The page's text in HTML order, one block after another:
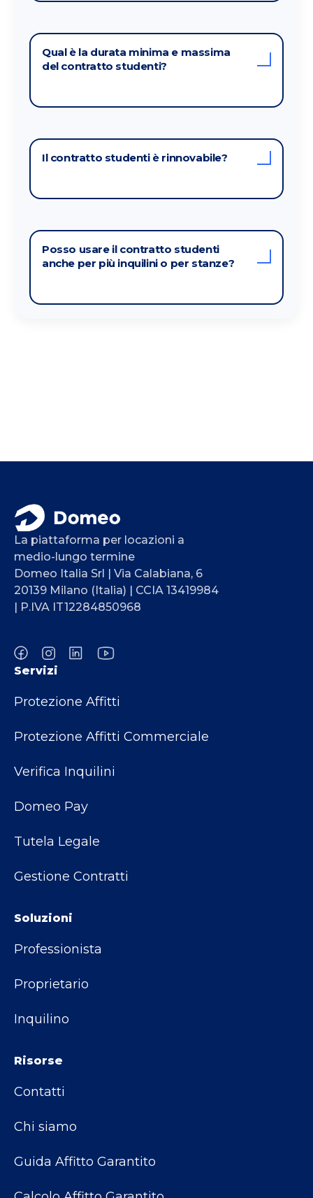
Qual è la durata minima e massima
del contratto studenti?
Il contratto studenti è rinnovabile?
Posso usare il contratto studenti
anche per più inquilini o per stanze?
La piattaforma per locazioni a
medio-lungo termine
Domeo Italia Srl | Via Calabiana, 6
20139 Milano (Italia) | CCIA 13419984
| P.IVA IT12284850968
Servizi
Protezione Affitti
Protezione Affitti Commerciale
Verifica Inquilini
Domeo Pay
Tutela Legale
Gestione Contratti
Soluzioni
Professionista
Proprietario
Inquilino
Risorse
Contatti
Chi siamo
Guida Affitto Garantito